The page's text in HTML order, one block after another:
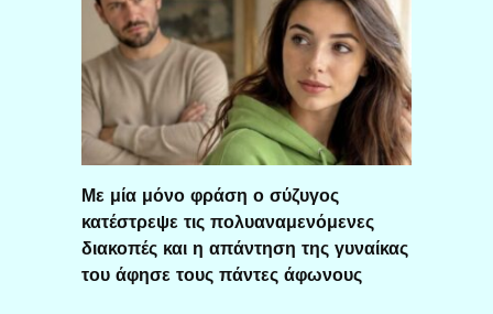
Με μία μόνο φράση ο σύζυγος
κατέστρεψε τις πολυαναμενόμενες
διακοπές και η απάντηση της γυναίκας
του άφησε τους πάντες άφωνους